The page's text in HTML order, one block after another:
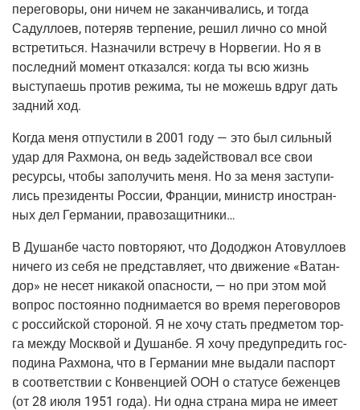
пере­го­во­ры, они ничем не закан­чи­ва­лись, и тогда
Садул­ло­ев, поте­ряв тер­пе­ние, решил лич­но со мной
встре­тить­ся. Назна­чи­ли встре­чу в Нор­ве­гии. Но я в
послед­ний момент отка­зал­ся: когда ты всю жизнь
высту­па­ешь про­тив режи­ма, ты не можешь вдруг дать
зад­ний ход.
Когда меня отпу­сти­ли в 2001 году — это был силь­ный
удар для Рах­мо­на, он ведь задей­ство­вал все свои
ресур­сы, что­бы запо­лу­чить меня. Но за меня засту­пи­
лись пре­зи­ден­ты Рос­сии, Фран­ции, министр ино­стран­
ных дел Гер­ма­нии, правозащитники…
В Душан­бе часто повто­ря­ют, что Додо­джон Ато­вул­ло­ев
ниче­го из себя не пред­став­ля­ет, что дви­же­ние «Ватан­
дор» не несет ника­кой опас­но­сти, — но при этом мой
вопрос посто­ян­но под­ни­ма­ет­ся во вре­мя пере­го­во­ров
с рос­сий­ской сто­ро­ной. Я не хочу стать пред­ме­том тор­
га меж­ду Моск­вой и Душан­бе. Я хочу пре­ду­пре­дить гос­
по­ди­на Рах­мо­на, что в Гер­ма­нии мне выда­ли пас­порт
в соот­вет­ствии с Кон­вен­ци­ей ООН о ста­ту­се бежен­цев
(от 28 июля 1951 года). Ни одна стра­на мира не име­ет